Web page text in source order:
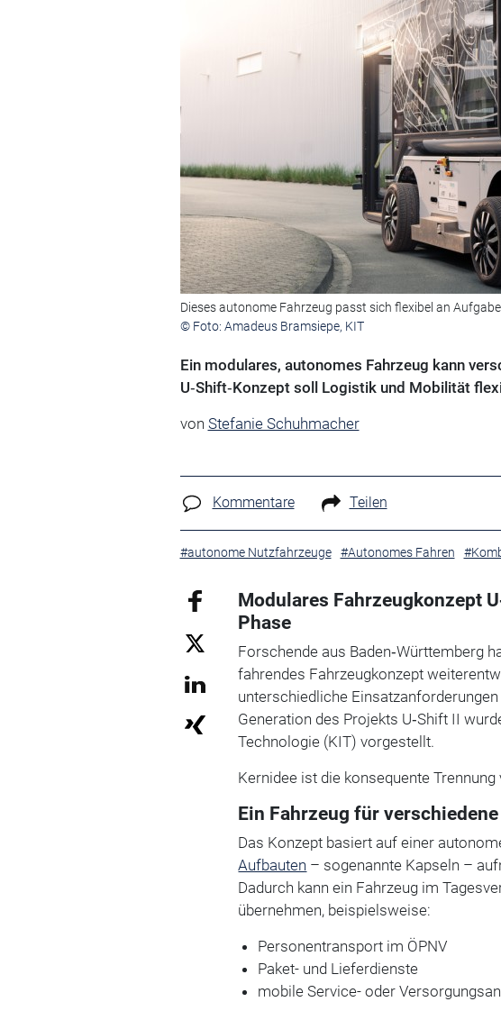
Dieses autonome Fahrzeug passt sich flexibel an
© Foto: Amadeus Bramsiepe, KIT
Ein modulares, autonomes Fahrzeug kann
U‑Shift‑Konzept soll Logistik und Mobilität
von Stefanie Schuhmacher
Kommentare Teilen
#autonome Nutzfahrzeuge #Autonomes Fahren
Modulares Fahrzeugkonzept
Phase
Forschende aus Baden‑Württemberg
fahrendes Fahrzeugkonzept
unterschiedliche
Generation des Projekts U‑Shift II
Technologie (KIT) vorgestellt.
Kernidee ist die konsequente
Ein Fahrzeug für
Das Konzept basiert auf einer
Aufbauten – sogenannte Kapseln –
Dadurch kann ein Fahrzeug im
übernehmen, beispielsweise:
Personentransport im ÖPNV
Paket- und Lieferdienste
mobile Service- oder